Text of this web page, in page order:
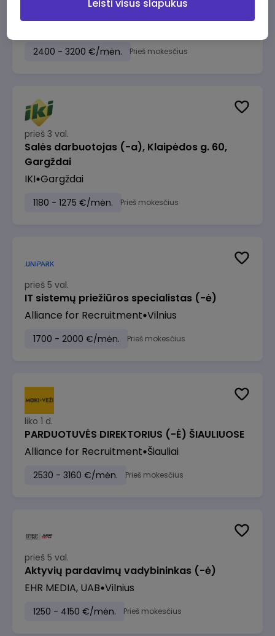
Sandėlių veiklos procesų vadovas
2400 - 3200 €/mėn. Prieš mokesčius
prieš 3 val.
Salės darbuotojas (-a), Klaipėdos g. 60,
Gargždai
IKI Gargždai
1180 - 1275 €/mėn. Prieš mokesčius
prieš 5 val.
IT sistemų priežiūros specialistas (-ė)
Alliance for Recruitment Vilnius
1700 - 2000 €/mėn. Prieš mokesčius
liko 1 d.
PARDUOTUVĖS DIREKTORIUS (-Ė) ŠIAULIUOSE
Alliance for Recruitment Šiauliai
2530 - 3160 €/mėn. Prieš mokesčius
prieš 5 val.
Aktyvių pardavimų vadybininkas (-ė)
EHR MEDIA, UAB Vilnius
1250 - 4150 €/mėn. Prieš mokesčius
Leisti visus slapukus